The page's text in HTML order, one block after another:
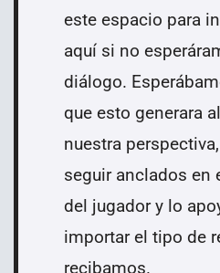
este espacio para
aquí si no
diálogo.
que esto generara
nuestra
seguir anclados en
del jugador y lo
importar el tipo de
recibamos.